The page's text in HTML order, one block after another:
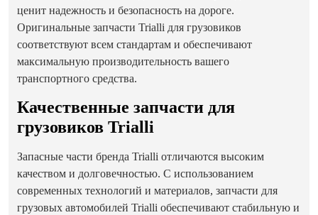
ценит надежность и безопасность на дороге.
Оригинальные запчасти Trialli для грузовиков
соответствуют всем стандартам и обеспечивают
максимальную производительность вашего
транспортного средства.
Качественные запчасти для
грузовиков Trialli
Запасные части бренда Trialli отличаются высоким
качеством и долговечностью. С использованием
современных технологий и материалов, запчасти для
грузовых автомобилей Trialli обеспечивают стабильную и